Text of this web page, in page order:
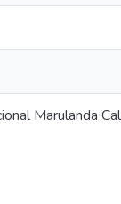
Marulanda